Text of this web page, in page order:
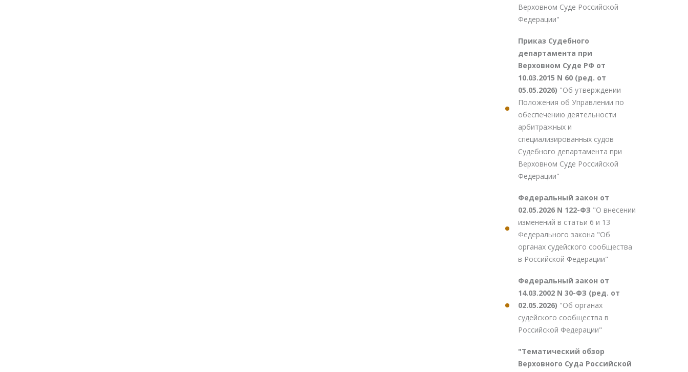
Верховном Суде Российской
Федерации"
Приказ Судебного
департамента при
Верховном Суде РФ от
10.03.2015 N 60 (ред. от
05.05.2026) "Об утверждении
Положения об Управлении по
обеспечению деятельности
арбитражных и
специализированных судов
Судебного департамента при
Верховном Суде Российской
Федерации"
Федеральный закон от
02.05.2026 N 122-ФЗ "О внесении
изменений в статьи 6 и 13
Федерального закона "Об
органах судейского сообщества
в Российской Федерации"
Федеральный закон от
14.03.2002 N 30-ФЗ (ред. от
02.05.2026) "Об органах
судейского сообщества в
Российской Федерации"
"Тематический обзор
Верховного Суда Российской